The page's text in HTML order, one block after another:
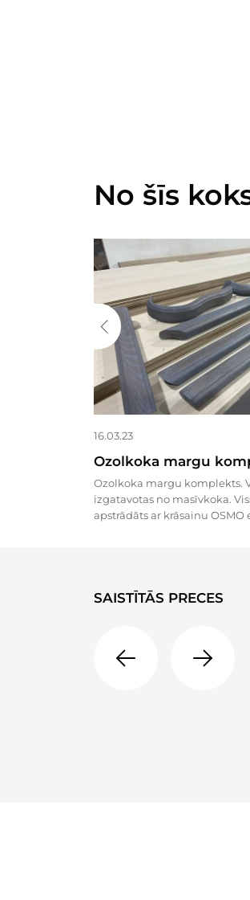
No šīs
16.03.23
Ozolkoka margu
Ozolkoka margu komplekts.
izgatavotas no masīvkoka.
apstrādāts ar krāsainu OSMO
SAISTĪTĀS PRECES